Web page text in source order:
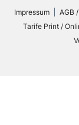
Impressum AGB
Tarife Print /